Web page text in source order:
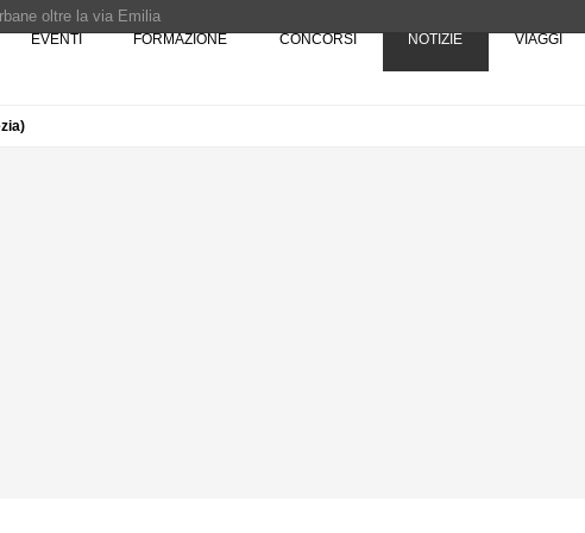
EVENTI FORMAZIONE CONCORSI NOTIZIE VIAGGI
oltre la via Emilia
Rotta verso Ovest - Europa, Stati Uniti e Canada | 22 agosto > 30 settembre